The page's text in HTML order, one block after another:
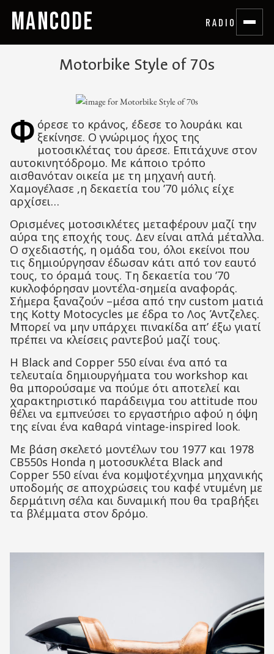
MANCODE RADIO
Motorbike Style of 70s
Φ όρεσε το κράνος, έδεσε το λουράκι και
ξεκίνησε. Ο γνώριμος ήχος της
μοτοσικλέτας του άρεσε. Επιτάχυνε στον
αυτοκινητόδρομο. Με κάποιο τρόπο
αισθανόταν οικεία με τη μηχανή αυτή.
Χαμογέλασε ,η δεκαετία του ’70 μόλις είχε
αρχίσει…
Ορισμένες μοτοσικλέτες μεταφέρουν μαζί την
αύρα της εποχής τους. Δεν είναι απλά μέταλλα.
Ο σχεδιαστής, η ομάδα του, όλοι εκείνοι που
τις δημιούργησαν έδωσαν κάτι από τον εαυτό
τους, το όραμά τους. Τη δεκαετία του ’70
κυκλοφόρησαν μοντέλα-σημεία αναφοράς.
Σήμερα ξαναζούν –μέσα από την custom ματιά
της Kotty Motocycles με έδρα το Λος Άντζελες.
Μπορεί να μην υπάρχει πινακίδα απ’ έξω γιατί
πρέπει να κλείσεις ραντεβού μαζί τους.
H Black and Copper 550 είναι ένα από τα
τελευταία δημιουργήματα του workshop και
θα μπορούσαμε να πούμε ότι αποτελεί και
χαρακτηριστικό παράδειγμα του attitude που
θέλει να εμπνεύσει το εργαστήριο αφού η όψη
της είναι ένα καθαρά vintage-inspired look.
Με βάση σκελετό μοντέλων του 1977 και 1978
CB550s Honda η μοτοσυκλέτα Black and
Copper 550 είναι ένα κομψοτέχνημα μηχανικής
υποδομής σε αποχρώσεις του καφέ ντυμένη με
δερμάτινη σέλα και δυναμική που θα τραβήξει
τα βλέμματα στον δρόμο.